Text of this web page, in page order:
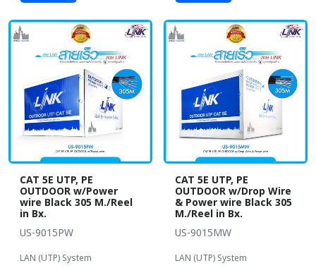
CAT 5E UTP, PE
OUTDOOR w/Power
wire Black 305 M./Reel
in Bx.
US-9015PW
LAN (UTP) System
CAT 5E UTP, PE
OUTDOOR w/Drop Wire
& Power wire Black 305
M./Reel in Bx.
US-9015MW
LAN (UTP) System